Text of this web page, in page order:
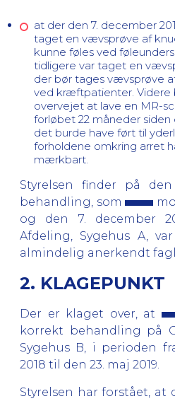
at der den 7. december
taget en vævsprøve af
kunne føles ved
tidligere var taget en
der bør tages vævsprøve
ved kræftpatienter.
overvejet at lave en MR-
forløbet 22 måneder siden
det burde have ført til
forholdene omkring arret
mærkbart.
Styrelsen finder på
behandling, som
og den 7. december
Afdeling, Sygehus A,
almindelig anerkendt
2. KLAGEPUNKT
Der er klaget over, at
korrekt behandling på
Sygehus B, i perioden
2018 til den 23. maj 2019.
Styrelsen har forstået, at